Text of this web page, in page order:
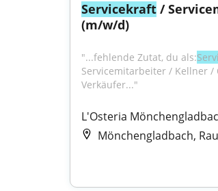
Servicekraft /
(m/w/d)
"...fehlende Zutat, du als:
Servicemitarbeiter / Kellner /
Verkäufer..."
L'Osteria
Mönchengladbach,